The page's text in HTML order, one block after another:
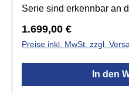
Serie sind erkennbar an
Klangcharakter dieser Z
Einsatz von Sterlingsilber
Kopfstück,
Serie Z2 bestehen aus Sterlingsilber
Regulärer Preis:
1.699,00 €
Preise inkl. MwSt. zzgl.
In den